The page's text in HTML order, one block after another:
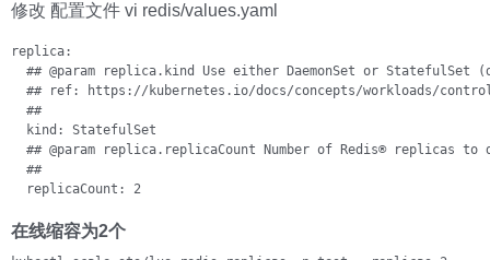
修改 配置文件 vi redis/values.yaml
replica:
## @param replica.kind Use either DaemonSet or StatefulSet
## ref: https://kubernetes.io/docs/concepts/workloads/
  ##
  kind: StatefulSet
## @param replica.replicaCount Number of Redis® replicas to
  ##
  replicaCount: 2
在线缩容为2个